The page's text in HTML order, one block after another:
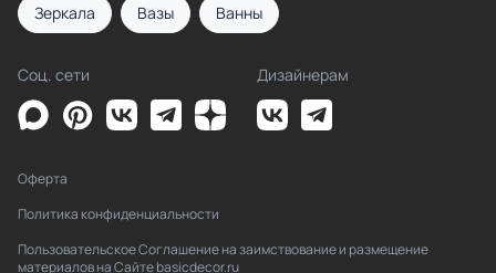
Зеркала Вазы Ванны
Соц. сети Дизайнерам
Оферта
Политика конфиденциальности
Пользовательское Соглашение на заимствование и размещение
материалов на Сайте basicdecor.ru